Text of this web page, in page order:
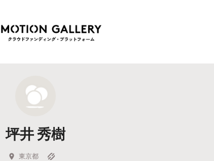
新着プロジェクト
Feature
キュレーターから探す
坪井 秀樹
東京都